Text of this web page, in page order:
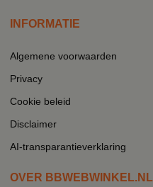
INFORMATIE
Algemene voorwaarden
Privacy
Cookie beleid
Disclaimer
AI-transparantieverklaring
OVER BBWEBWINKEL.NL